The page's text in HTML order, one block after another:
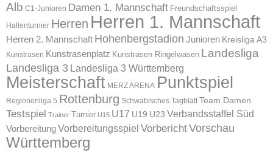
Alb C1-Junioren Damen 1. Mannschaft Freundschaftsspiel
Hallenturnier Herren Herren 1. Mannschaft
Herren 2. Mannschaft Hohenbergstadion Junioren Kreisliga A3
Kunstrasen Kunstrasenplatz Kunstrasen Ringelwasen Landesliga
Landesliga 3 Landesliga 3 Württemberg
Meisterschaft MERZ ARENA Punktspiel
Regionenliga 5 Rottenburg Schwäbisches Tagblatt Team Damen
Testspiel Trainer Turnier U15 U17 U19 U23 Verbandsstaffel Süd
VorbereitungVorbereitungsspiel VorberichtVorschau
Württemberg